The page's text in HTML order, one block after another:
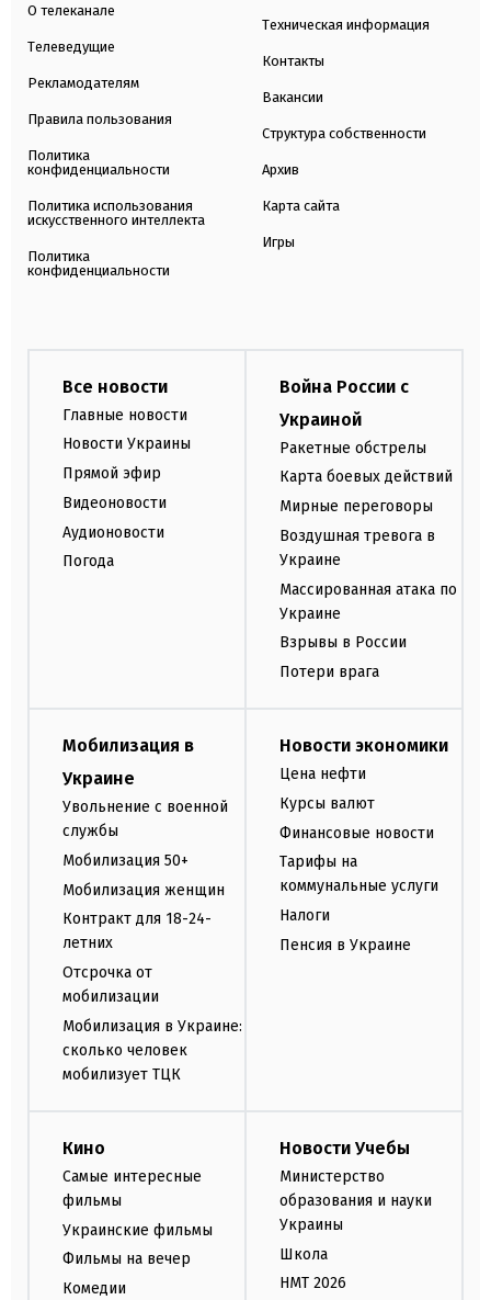
О телеканале
Телеведущие
Рекламодателям
Правила пользования
Политика
конфиденциальности
Политика использования
искусственного интеллекта
Политика
конфиденциальности
Техническая информация
Контакты
Вакансии
Структура собственности
Архив
Карта сайта
Игры
Все новости
Главные новости
Новости Украины
Прямой эфир
Видеоновости
Аудионовости
Погода
Война России с
Украиной
Ракетные обстрелы
Карта боевых действий
Мирные переговоры
Воздушная тревога в
Украине
Массированная атака по
Украине
Взрывы в России
Потери врага
Мобилизация в
Украине
Увольнение с военной
службы
Мобилизация 50+
Мобилизация женщин
Контракт для 18-24-
летних
Отсрочка от
мобилизации
Мобилизация в Украине:
сколько человек
мобилизует ТЦК
Новости экономики
Цена нефти
Курсы валют
Финансовые новости
Тарифы на
коммунальные услуги
Налоги
Пенсия в Украине
Кино
Самые интересные
фильмы
Украинские фильмы
Фильмы на вечер
Комедии
Новости Учебы
Министерство
образования и науки
Украины
Школа
НМТ 2026